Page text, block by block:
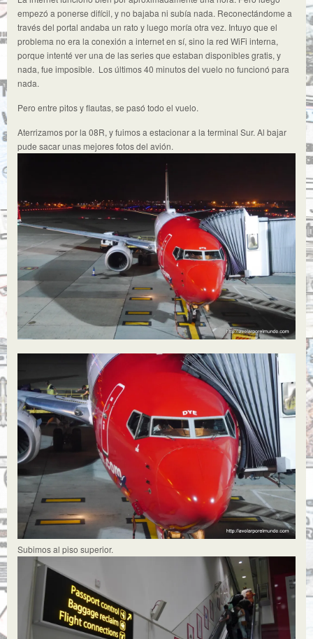
empezó a ponerse difícil, y no bajaba ni subía nada. Reconectándome a
través del portal andaba un rato y luego moría otra vez. Intuyo que el
problema no era la conexión a internet en sí, sino la red WiFi interna,
porque intenté ver una de las series que estaban disponibles gratis, y
nada, fue imposible. Los últimos 40 minutos del vuelo no funcionó para
nada.
Pero entre pitos y flautas, se pasó todo el vuelo.
Aterrizamos por la 08R, y fuimos a estacionar a la terminal Sur. Al bajar
pude sacar unas mejores fotos del avión.
Subimos al piso superior.